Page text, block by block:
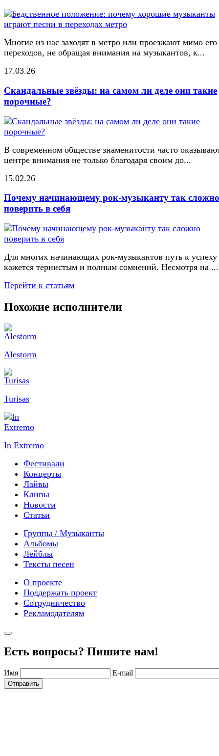
Многие из нас заходят в метро или проезжают мимо его
переходов, не обращая внимания на музыкантов, к...
17.03.26
Скандальные звёзды: на самом ли деле они такие
порочные?
В современном обществе знаменитости часто
центре внимания не только благодаря своим до...
15.02.26
Почему начинающему рок-музыканту так сложно
поверить в себя
Для многих начинающих рок-музыкантов путь к успеху
кажется тернистым и полным сомнений. Несмотря на ...
Перейти к статьям
Похожие исполнители
Alestorm
Turisas
In Extremo
Фестивали
Концерты
Лайвы
Клипы
Новости
Статьи
Группы / Музыканты
Альбомы
Лейблы
Тексты песен
О проекте
Поддержать проект
Сотрудничество
Рекламодателям
Есть вопросы? Пишите нам!
Имя E-mail